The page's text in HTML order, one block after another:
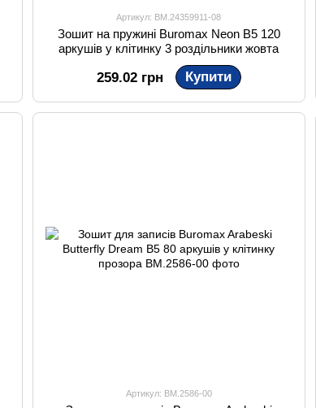
Артикул: BM.24359911-08
Зошит на пружині Buromax Neon B5 120
аркушів у клітинку 3 роздільники жовта
259.02 грн Купити
Артикул: BM.2586-00